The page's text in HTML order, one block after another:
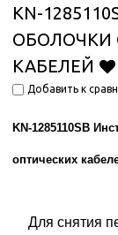
KN-
ОБОЛОЧКИ
КАБЕЛЕЙ
Добавить к
KN-1285110SB
оптических
Для снятия